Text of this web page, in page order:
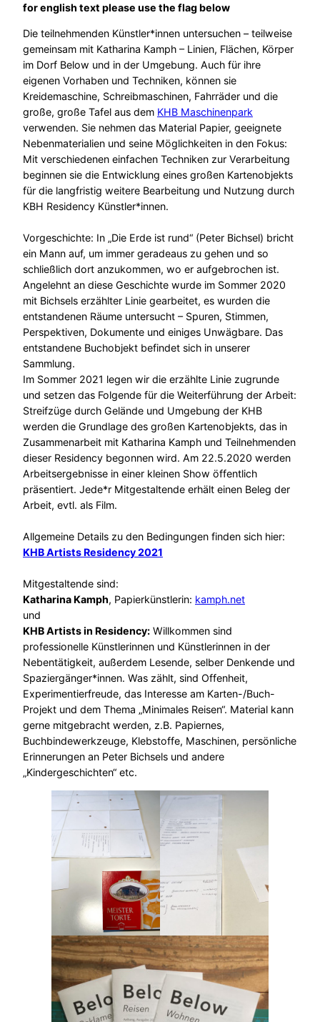
for english text please use the flag below
Die teilnehmenden Künstler*innen untersuchen – teilweise
gemeinsam mit Katharina Kamph – Linien, Flächen, Körper
im Dorf Below und in der Umgebung. Auch für ihre
eigenen Vorhaben und Techniken, können sie
Kreidemaschine, Schreibmaschinen, Fahrräder und die
große, große Tafel aus dem KHB Maschinenpark
verwenden. Sie nehmen das Material Papier, geeignete
Nebenmaterialien und seine Möglichkeiten in den Fokus:
Mit verschiedenen einfachen Techniken zur Verarbeitung
beginnen sie die Entwicklung eines großen Kartenobjekts
für die langfristig weitere Bearbeitung und Nutzung durch
KBH Residency Künstler*innen.
Vorgeschichte: In „Die Erde ist rund“ (Peter Bichsel) bricht
ein Mann auf, um immer geradeaus zu gehen und so
schließlich dort anzukommen, wo er aufgebrochen ist.
Angelehnt an diese Geschichte wurde im Sommer 2020
mit Bichsels erzählter Linie gearbeitet, es wurden die
entstandenen Räume untersucht – Spuren, Stimmen,
Perspektiven, Dokumente und einiges Unwägbare. Das
entstandene Buchobjekt befindet sich in unserer
Sammlung.
Im Sommer 2021 legen wir die erzählte Linie zugrunde
und setzen das Folgende für die Weiterführung der Arbeit:
Streifzüge durch Gelände und Umgebung der KHB
werden die Grundlage des großen Kartenobjekts, das in
Zusammenarbeit mit Katharina Kamph und Teilnehmenden
dieser Residency begonnen wird. Am 22.5.2020 werden
Arbeitsergebnisse in einer kleinen Show öffentlich
präsentiert. Jede*r Mitgestaltende erhält einen Beleg der
Arbeit, evtl. als Film.
Allgemeine Details zu den Bedingungen finden sich hier:
KHB Artists Residency 2021
Mitgestaltende sind:
Katharina Kamph, Papierkünstlerin: kamph.net
und
KHB Artists in Residency: Willkommen sind
professionelle Künstlerinnen und Künstlerinnen in der
Nebentätigkeit, außerdem Lesende, selber Denkende und
Spaziergänger*innen. Was zählt, sind Offenheit,
Experimentierfreude, das Interesse am Karten-/Buch-
Projekt und dem Thema „Minimales Reisen“. Material kann
gerne mitgebracht werden, z.B. Papiernes,
Buchbindewerkzeuge, Klebstoffe, Maschinen, persönliche
Erinnerungen an Peter Bichsels und andere
„Kindergeschichten“ etc.